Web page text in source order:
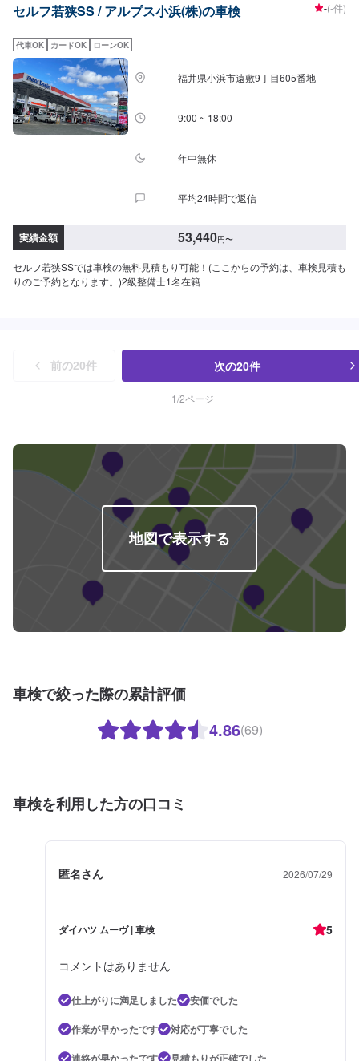
セルフ若狭SS / アルプス小浜(株)の車検 -(-件)
代車OK カードOK ローンOK
福井県小浜市遠敷9丁目605番地
9:00 ~ 18:00
年中無休
平均24時間で返信
実績金額 53,440円〜
セルフ若狭SSでは車検の無料見積もり可能！(ここからの予約は、車検見積も
りのご予約となります。)2級整備士1名在籍
前の20件 次の20件
1/2ページ
地図で表示する
車検で絞った際の累計評価
4.86(69)
車検を利用した方の口コミ
匿名さん 2026/07/29
ダイハツ ムーヴ | 車検 5
コメントはありません
仕上がりに満足しました
安価でした
作業が早かったです
対応が丁寧でした
連絡が早かったです
見積もりが正確でした